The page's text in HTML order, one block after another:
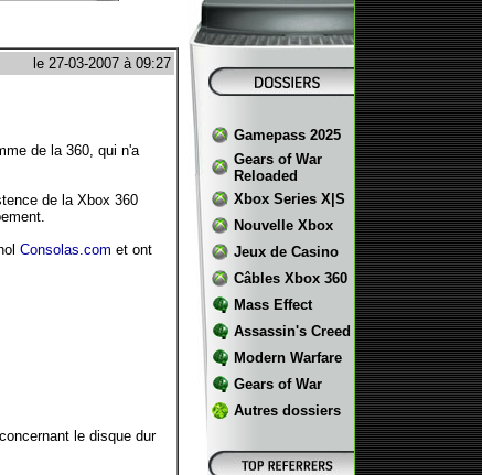
le 27-03-2007 à 09:27
de la 360, qui n'a
de la Xbox 360
Consolas.com et ont
le disque dur
Gamepass 2025
Gears of War
Reloaded
Xbox Series X|S
Nouvelle Xbox
Jeux de Casino
Câbles Xbox 360
Mass Effect
Assassin's Creed
Modern Warfare
Gears of War
Autres dossiers